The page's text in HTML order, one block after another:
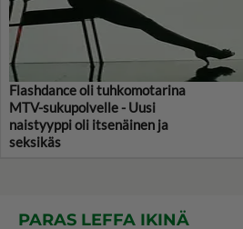
Flashdance oli tuhkomotarina
MTV-sukupolvelle - Uusi
naistyyppi oli itsenäinen ja
seksikäs
PARAS LEFFA IKINÄ